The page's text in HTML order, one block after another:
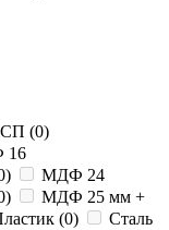
(0)
)
МДФ 24
)
МДФ 25 мм +
(0)
Сталь